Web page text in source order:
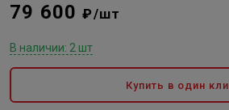
79 600₽/шт
В наличии: 2 шт
Купить в один